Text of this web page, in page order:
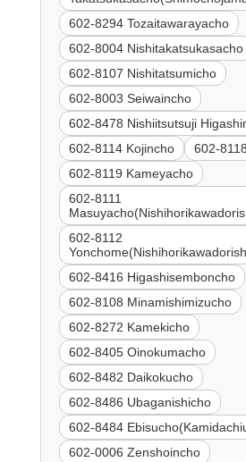
602-8294 Tozaitawarayacho
602-8004 Nishitakatsukasacho
602-8107 Nishitatsumicho
602-8003 Seiwaincho
602-8478 Nishiitsutsuji
602-8114 Kojincho
602-
602-8119 Kameyacho
602-8111
602-8112
602-8416 Higashisemboncho
602-8108 Minamishimizucho
602-8272 Kamekicho
602-8405 Oinokumacho
602-8482 Daikokucho
602-8486 Ubaganishicho
602-8484
602-0006 Zenshoincho